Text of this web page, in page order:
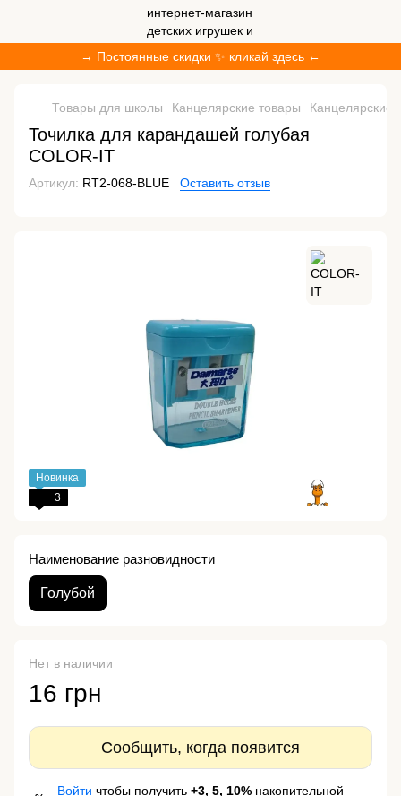
→ Постоянные скидки ✨ кликай здесь ←
Товары для школы Канцелярские товары Канцелярские
Точилка для карандашей голубая
COLOR-IT
Артикул: RT2-068-BLUE Оставить отзыв
Новинка
3
Наименование разновидности
Голубой
Нет в наличии
16 грн
Сообщить, когда появится
Войти чтобы получить +3, 5, 10% накопительной